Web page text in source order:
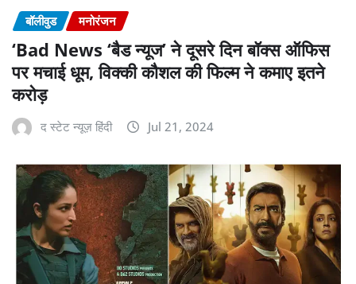
बॉलीवुड मनोरंजन
‘Bad News ‘बैड न्यूज’ ने दूसरे दिन बॉक्स ऑफिस
पर मचाई धूम, विक्की कौशल की फिल्म ने कमाए इतने
करोड़
द स्टेट न्यूज़ हिंदी Jul 21, 2024